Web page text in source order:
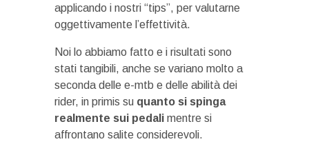
applicando i nostri “tips”, per valutarne
oggettivamente l’effettività.
Noi lo abbiamo fatto e i risultati sono
stati tangibili, anche se variano molto a
seconda delle e-mtb e delle abilità dei
rider, in primis su quanto si spinga
realmente sui pedali mentre si
affrontano salite considerevoli.